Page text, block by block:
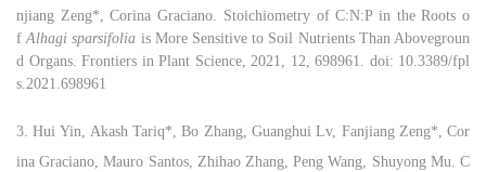
njiang Zeng*, CorinaGraciano. Stoichiometry of C:N:P in the Roots o
f Alhagi sparsifolia is More Sensitive to Soil Nutrients Than Abovegroun
d Organs. Frontiers inPlant Science, 2021, 12, 698961. doi: 10.3389/fpl
s.2021.698961
3.Hui Yin, AkashTariq*,Bo Zhang, GuanghuiLv, Fanjiang Zeng*, Cor
inaGraciano, Mauro Santos, Zhihao Zhang, Peng Wang, Shuyong Mu. C